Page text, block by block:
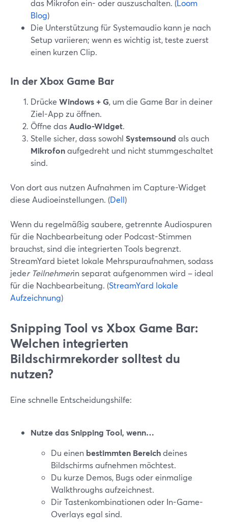
das Mikrofon ein- oder auszuschalten. (Loom
Blog)
Die Unterstützung für Systemaudio kann je nach
Setup variieren; wenn es wichtig ist, teste zuerst
einen kurzen Clip.
In der Xbox Game Bar
Drücke Windows + G, um die Game Bar in deiner
Ziel-App zu öffnen.
Öffne dasAudio-Widget.
Stelle sicher, dass sowohl Systemsound als auch
Mikrofonaufgedreht und nicht stummgeschaltet
sind.
Von dort aus nutzen Aufnahmen im Capture-Widget
diese Audioeinstellungen. (Dell)
Wenn du regelmäßig saubere, getrennte Audiospuren
für die Nachbearbeitung oder Podcast-Stimmen
brauchst, sind die integrierten Tools begrenzt.
StreamYard bietet lokale Mehrspuraufnahmen, sodass
jeder Teilnehmerin separat aufgenommen wird – ideal
für die Nachbearbeitung. (StreamYard lokale
Aufzeichnung)
Snipping Tool vs Xbox Game Bar:
Welchen integrierten
Bildschirmrekorder solltest du
nutzen?
Eine schnelle Entscheidungshilfe:
Nutze das Snipping Tool, wenn…
Du einen bestimmten Bereichdeines
Bildschirms aufnehmen möchtest.
Du kurze Demos, Bugs oder einmalige
Walkthroughs aufzeichnest.
Dir Tastenkombinationen oder In-Game-
Overlays egal sind.